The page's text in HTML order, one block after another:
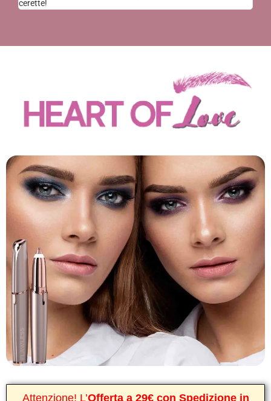
cerette!
Attenzione! L’Offerta a 29€ con Spedizione in